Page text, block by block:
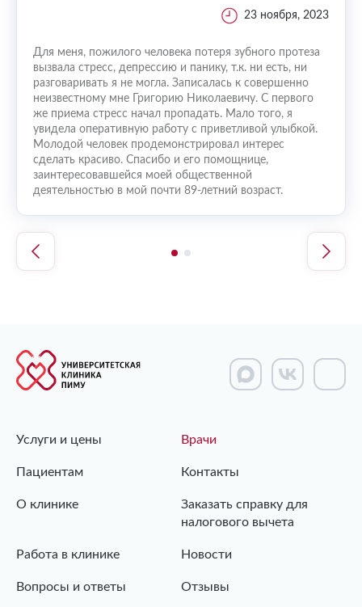
23 ноября, 2023
Для меня, пожилого человека потеря зубного протеза
вызвала стресс, депрессию и панику, т.к. ни есть, ни
разговаривать я не могла. Записалась к совершенно
неизвестному мне Григорию Николаевичу. С первого
же приема стресс начал пропадать. Мало того, я
увидела оперативную работу с приветливой улыбкой.
Молодой человек продемонстрировал интерес
сделать красиво. Спасибо и его помощнице,
заинтересовавшейся моей общественной
деятельностью в мой почти 89-летний возраст.
Услуги и цены Врачи
Пациентам Контакты
О клинике
Заказать справку для
налогового вычета
Работа в клинике Новости
Вопросы и ответы Отзывы